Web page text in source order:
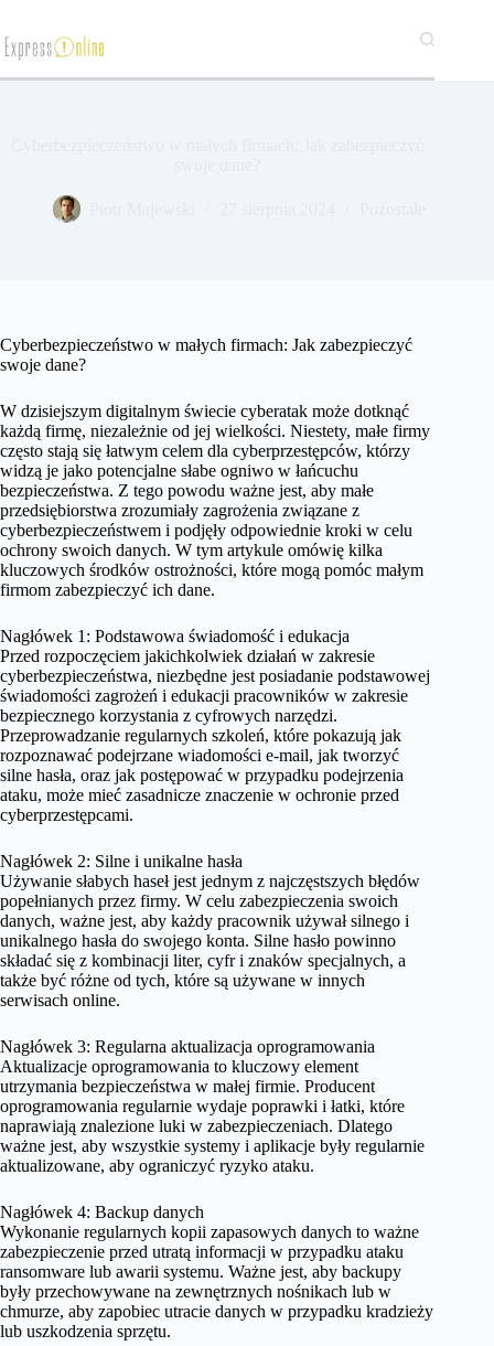
treści
Cyberbezpieczeństwo w małych firmach: Jak zabezpieczyć
swoje dane?
W dzisiejszym digitalnym świecie cyberatak może dotknąć
każdą firmę, niezależnie od jej wielkości. Niestety, małe firmy
często stają się łatwym celem dla cyberprzestępców, którzy
widzą je jako potencjalne słabe ogniwo w łańcuchu
bezpieczeństwa. Z tego powodu ważne jest, aby małe
przedsiębiorstwa zrozumiały zagrożenia związane z
cyberbezpieczeństwem i podjęły odpowiednie kroki w celu
ochrony swoich danych. W tym artykule omówię kilka
kluczowych środków ostrożności, które mogą pomóc małym
firmom zabezpieczyć ich dane.
Nagłówek 1: Podstawowa świadomość i edukacja
Przed rozpoczęciem jakichkolwiek działań w zakresie
cyberbezpieczeństwa, niezbędne jest posiadanie podstawowej
świadomości zagrożeń i edukacji pracowników w zakresie
bezpiecznego korzystania z cyfrowych narzędzi.
Przeprowadzanie regularnych szkoleń, które pokazują jak
rozpoznawać podejrzane wiadomości e-mail, jak tworzyć
silne hasła, oraz jak postępować w przypadku podejrzenia
ataku, może mieć zasadnicze znaczenie w ochronie przed
cyberprzestępcami.
Nagłówek 2: Silne i unikalne hasła
Używanie słabych haseł jest jednym z najczęstszych błędów
popełnianych przez firmy. W celu zabezpieczenia swoich
danych, ważne jest, aby każdy pracownik używał silnego i
unikalnego hasła do swojego konta. Silne hasło powinno
składać się z kombinacji liter, cyfr i znaków specjalnych, a
także być różne od tych, które są używane w innych
serwisach online.
Nagłówek 3: Regularna aktualizacja oprogramowania
Aktualizacje oprogramowania to kluczowy element
utrzymania bezpieczeństwa w małej firmie. Producent
oprogramowania regularnie wydaje poprawki i łatki, które
naprawiają znalezione luki w zabezpieczeniach. Dlatego
ważne jest, aby wszystkie systemy i aplikacje były regularnie
aktualizowane, aby ograniczyć ryzyko ataku.
Nagłówek 4: Backup danych
Wykonanie regularnych kopii zapasowych danych to ważne
zabezpieczenie przed utratą informacji w przypadku ataku
ransomware lub awarii systemu. Ważne jest, aby backupy
były przechowywane na zewnętrznych nośnikach lub w
chmurze, aby zapobiec utracie danych w przypadku kradzieży
lub uszkodzenia sprzętu.